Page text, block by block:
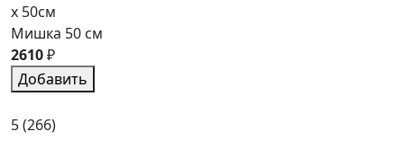
x 50см
Мишка 50 см
2610₽
Добавить
5(266)